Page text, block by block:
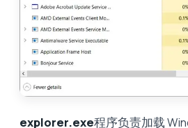
explorer.exe程序负责加载